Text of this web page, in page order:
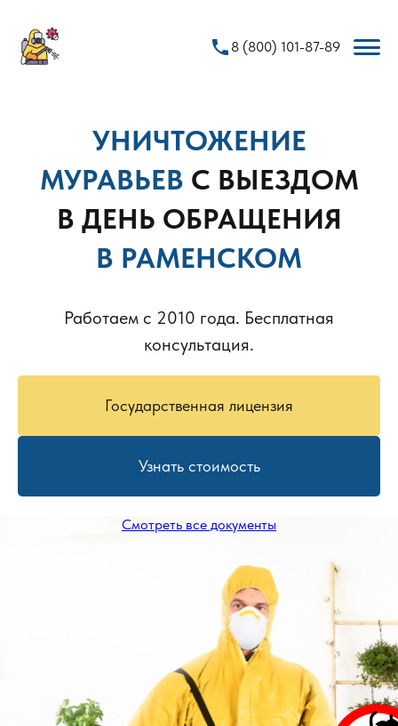
phone 8 (800) 101-87-89
УНИЧТОЖЕНИЕ
МУРАВЬЕВ С ВЫЕЗДОМ
В ДЕНЬ ОБРАЩЕНИЯ
В РАМЕНСКОМ
Работаем с 2010 года. Бесплатная
консультация.
Государственная лицензия
Узнать стоимость
Смотреть все документы